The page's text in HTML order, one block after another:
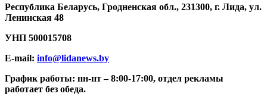
Республика Беларусь, Гродненская обл., 231300, г. Лида, ул.
Ленинская 48
УНП 500015708
E-mail: info@lidanews.by
График работы: пн-пт –8:00-17:00, отдел рекламы
работает без обеда.